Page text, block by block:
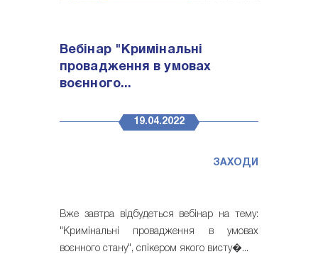
Вебінар "Кримінальні
провадження в умовах
воєнного...
19.04.2022
ЗАХОДИ
Вже завтра відбудеться вебінар на тему:
"Кримінальні провадження в умовах
воєнного стану", спікером якого висту�...